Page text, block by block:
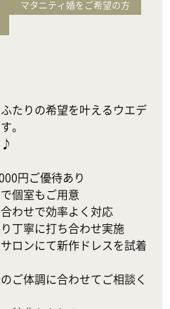
マタニティ婚をご希望の方
たりの希望を叶えるウエデ
。
円ご優待あり
個室もご用意
わせで効率よく対応
丁寧に打ち合わせ実施
ロンにて新作ドレスを試着
ご体調に合わせてご相談く